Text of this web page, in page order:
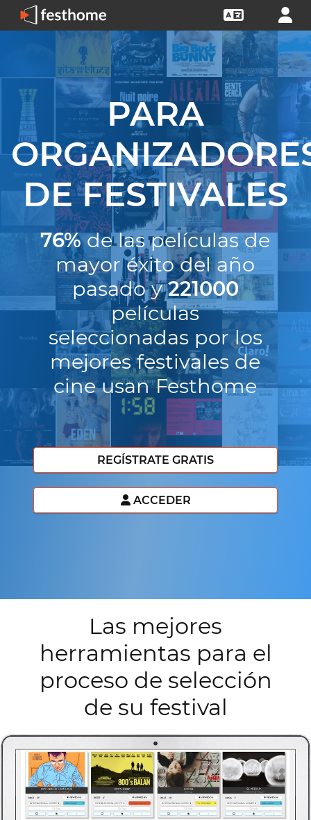
PARA
DE FESTIVALES
76%de las películas de
mayor éxito del año
pasado y221000
películas
seleccionadas por los
mejores festivales de
cine usan Festhome
REGÍSTRATE GRATIS
ACCEDER
Las mejores
herramientas para el
proceso de selección
de su festival